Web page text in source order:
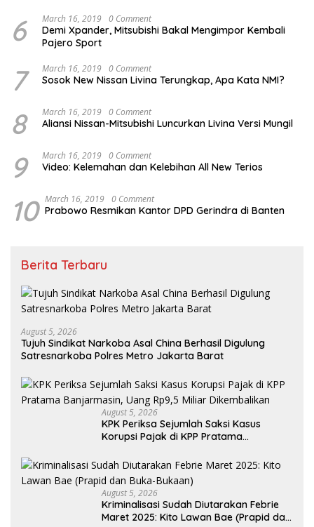
6 March 16, 2019 0 Comment
Demi Xpander, Mitsubishi Bakal Mengimpor Kembali
Pajero Sport
7 March 16, 2019 0 Comment
Sosok New Nissan Livina Terungkap, Apa Kata NMI?
8 March 16, 2019 0 Comment
Aliansi Nissan-Mitsubishi Luncurkan Livina Versi Mungil
9 March 16, 2019 0 Comment
Video: Kelemahan dan Kelebihan All New Terios
10 March 16, 2019 0 Comment
Prabowo Resmikan Kantor DPD Gerindra di Banten
Berita Terbaru
August 5, 2026
Tujuh Sindikat Narkoba Asal China Berhasil Digulung
Satresnarkoba Polres Metro Jakarta Barat
August 5, 2026
KPK Periksa Sejumlah Saksi Kasus
Korupsi Pajak di KPP Pratama
Dikembalikan
August 5, 2026
Kriminalisasi Sudah Diutarakan Febrie
Maret 2025: Kito Lawan Bae (Prapid dan